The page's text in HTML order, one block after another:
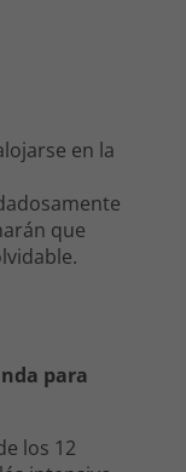
en la
que
para
los 12